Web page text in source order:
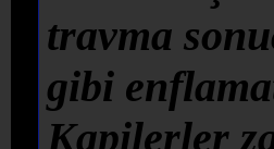
travma
gibi
Kapilerler